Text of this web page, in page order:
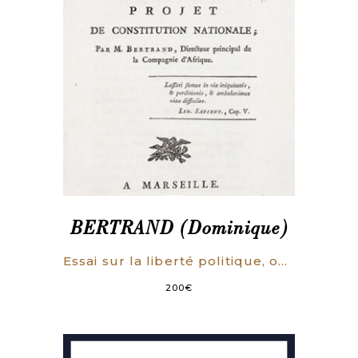
BERTRAND (Dominique)
Essai sur la liberté politique, ou Projet de constitution nationale.
200€